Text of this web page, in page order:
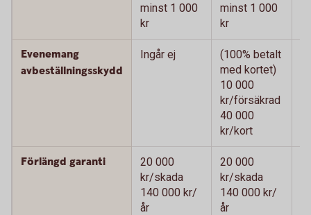
minst 1 000
kr
minst 1 000
kr
Evenemang
avbeställningsskydd
Ingår ej
(100% betalt
med kortet)
10 000
kr/försäkrad
40 000
kr/kort
Förlängd garanti
20 000
kr/skada
140 000 kr/
år
20 000
kr/skada
140 000 kr/
år